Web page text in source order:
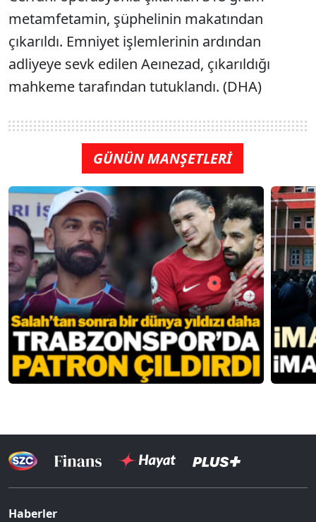
metamfetamin, şüphelinin makatından
çıkarıldı. Emniyet işlemlerinin ardından
adliyeye sevk edilen Aeınezad, çıkarıldığı
mahkeme tarafından tutuklandı. (DHA)
GÜNÜN MANŞETLERİ
Haberler